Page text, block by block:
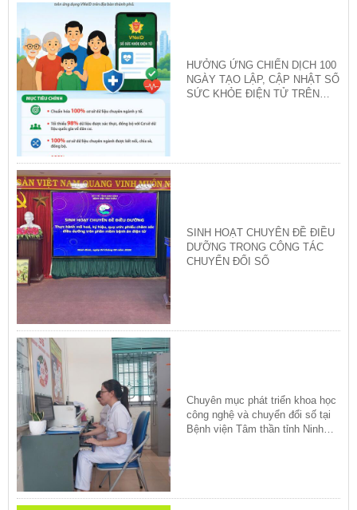
HƯỞNG ỨNG CHIẾN DỊCH 100
NGÀY TẠO LẬP, CẬP NHẬT SỔ
SỨC KHỎE ĐIỆN TỬ TRÊN
SINH HOẠT CHUYÊN ĐỀ ĐIỀU
DƯỠNG TRONG CÔNG TÁC
CHUYỂN ĐỔI SỐ
Chuyên mục phát triển khoa học
công nghệ và chuyển đổi số tại
Bệnh viện Tâm thần tỉnh Ninh